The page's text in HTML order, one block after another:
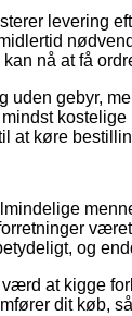
levering
nå at få
uden gebyr,
at køre
og
at kigge
dit køb,